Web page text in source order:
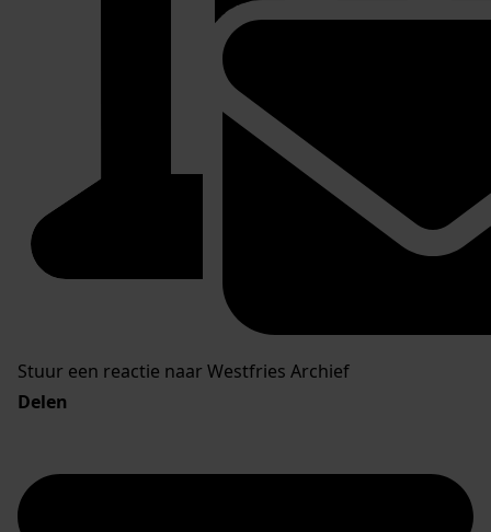
Stuur een reactie naar Westfries Archief
Delen